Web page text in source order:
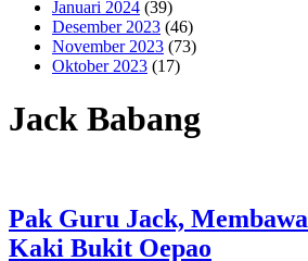
Januari 2024 (39)
Desember 2023 (46)
November 2023 (73)
Oktober 2023 (17)
Jack Babang
Pak Guru Jack,
Kaki Bukit Oepao